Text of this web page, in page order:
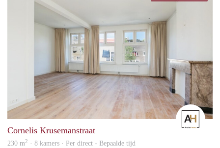
Cornelis Krusemanstraat
230 m2 · 8 kamers · Per direct - Bepaalde tijd